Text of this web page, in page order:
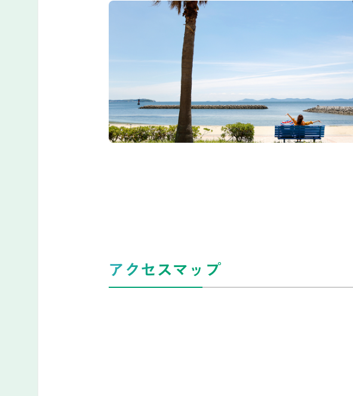
アクセスマップ